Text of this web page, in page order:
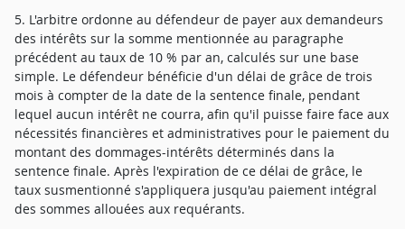
5. L'arbitre ordonne au défendeur de payer aux demandeurs
des intérêts sur la somme mentionnée au paragraphe
précédent au taux de 10 % par an, calculés sur une base
simple. Le défendeur bénéficie d'un délai de grâce de trois
mois à compter de la date de la sentence finale, pendant
lequel aucun intérêt ne courra, afin qu'il puisse faire face aux
nécessités financières et administratives pour le paiement du
montant des dommages-intérêts déterminés dans la
sentence finale. Après l'expiration de ce délai de grâce, le
taux susmentionné s'appliquera jusqu'au paiement intégral
des sommes allouées aux requérants.